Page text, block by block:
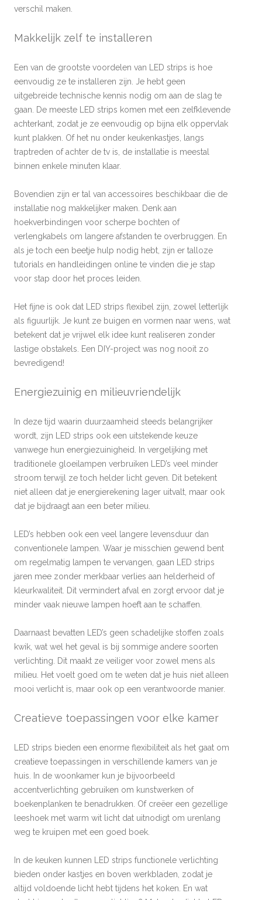
verschil maken.
Makkelijk zelf te installeren
Een van de grootste voordelen van LED strips is hoe
eenvoudig ze te installeren zijn. Je hebt geen
uitgebreide technische kennis nodig om aan de slag te
gaan. De meeste LED strips komen met een zelfklevende
achterkant, zodat je ze eenvoudig op bijna elk oppervlak
kunt plakken. Of het nu onder keukenkastjes, langs
traptreden of achter de tv is, de installatie is meestal
binnen enkele minuten klaar.
Bovendien zijn er tal van accessoires beschikbaar die de
installatie nog makkelijker maken. Denk aan
hoekverbindingen voor scherpe bochten of
verlengkabels om langere afstanden te overbruggen. En
als je toch een beetje hulp nodig hebt, zijn er talloze
tutorials en handleidingen online te vinden die je stap
voor stap door het proces leiden.
Het fijne is ook dat LED strips flexibel zijn, zowel letterlijk
als figuurlijk. Je kunt ze buigen en vormen naar wens, wat
betekent dat je vrijwel elk idee kunt realiseren zonder
lastige obstakels. Een DIY-project was nog nooit zo
bevredigend!
Energiezuinig en milieuvriendelijk
In deze tijd waarin duurzaamheid steeds belangrijker
wordt, zijn LED strips ook een uitstekende keuze
vanwege hun energiezuinigheid. In vergelijking met
traditionele gloeilampen verbruiken LED’s veel minder
stroom terwijl ze toch helder licht geven. Dit betekent
niet alleen dat je energierekening lager uitvalt, maar ook
dat je bijdraagt aan een beter milieu.
LED’s hebben ook een veel langere levensduur dan
conventionele lampen. Waar je misschien gewend bent
om regelmatig lampen te vervangen, gaan LED strips
jaren mee zonder merkbaar verlies aan helderheid of
kleurkwaliteit. Dit vermindert afval en zorgt ervoor dat je
minder vaak nieuwe lampen hoeft aan te schaffen.
Daarnaast bevatten LED’s geen schadelijke stoffen zoals
kwik, wat wel het geval is bij sommige andere soorten
verlichting. Dit maakt ze veiliger voor zowel mens als
milieu. Het voelt goed om te weten dat je huis niet alleen
mooi verlicht is, maar ook op een verantwoorde manier.
Creatieve toepassingen voor elke kamer
LED strips bieden een enorme flexibiliteit als het gaat om
creatieve toepassingen in verschillende kamers van je
huis. In de woonkamer kun je bijvoorbeeld
accentverlichting gebruiken om kunstwerken of
boekenplanken te benadrukken. Of creëer een gezellige
leeshoek met warm wit licht dat uitnodigt om urenlang
weg te kruipen met een goed boek.
In de keuken kunnen LED strips functionele verlichting
bieden onder kastjes en boven werkbladen, zodat je
altijd voldoende licht hebt tijdens het koken. En wat